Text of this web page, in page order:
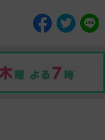
トランだけじゃない
野真紀の魔法のレスト
！「生！池上彰×山